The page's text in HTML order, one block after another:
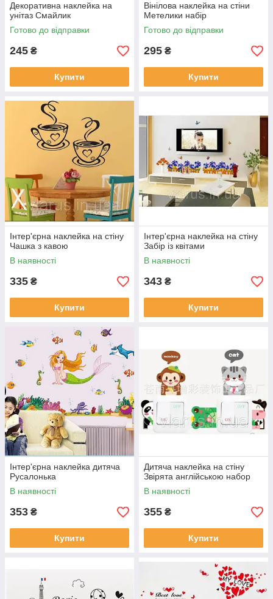
Декоративна наклейка на
унітаз Смайлик
Готово до відправки
245 ₴
Купити
Вінілова наклейка на стіни
Метелики набір
Готово до відправки
295 ₴
Купити
Інтер'єрна наклейка на стіну
Чашка з кавою
В наявності
335 ₴
Купити
Інтер'єрна наклейка на стіну
Забір із квітами
В наявності
343 ₴
Купити
Інтер'єрна наклейка дитяча
Русалонька
В наявності
353 ₴
Купити
Дитяча наклейка на стіну
Звірята англійською набор
В наявності
355 ₴
Купити